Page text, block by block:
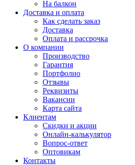
На балкон
Доставка и оплата
Как сделать заказ
Доставка
Оплата и рассрочка
О компании
Производство
Гарантия
Портфолио
Отзывы
Реквизиты
Вакансии
Карта сайта
Клиентам
Скидки и акции
Онлайн-калькулятор
Вопрос-ответ
Оптовикам
Контакты